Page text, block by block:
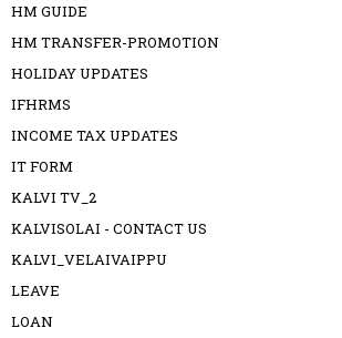
HM GUIDE
HM TRANSFER-PROMOTION
HOLIDAY UPDATES
IFHRMS
INCOME TAX UPDATES
IT FORM
KALVI TV_2
KALVISOLAI - CONTACT US
KALVI_VELAIVAIPPU
LEAVE
LOAN